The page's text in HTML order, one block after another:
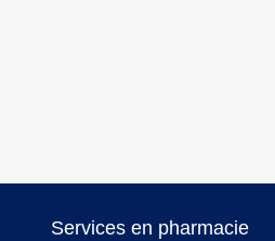
Services en pharmacie